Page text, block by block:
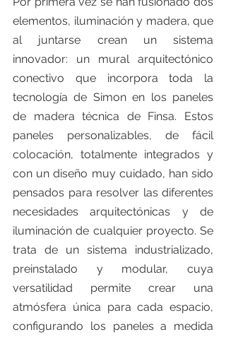
elementos, iluminación y madera, que
al juntarse crean un sistema
innovador: un mural arquitectónico
conectivo que incorpora toda la
tecnología de Simon en los paneles
de madera técnica de Finsa. Estos
paneles personalizables, de fácil
colocación, totalmente integrados y
con un diseño muy cuidado, han sido
pensados para resolver las diferentes
necesidades arquitectónicas y de
iluminación de cualquier proyecto. Se
trata de un sistema industrializado,
preinstalado y modular, cuya
versatilidad permite crear una
atmósfera única para cada espacio,
configurando los paneles a medida